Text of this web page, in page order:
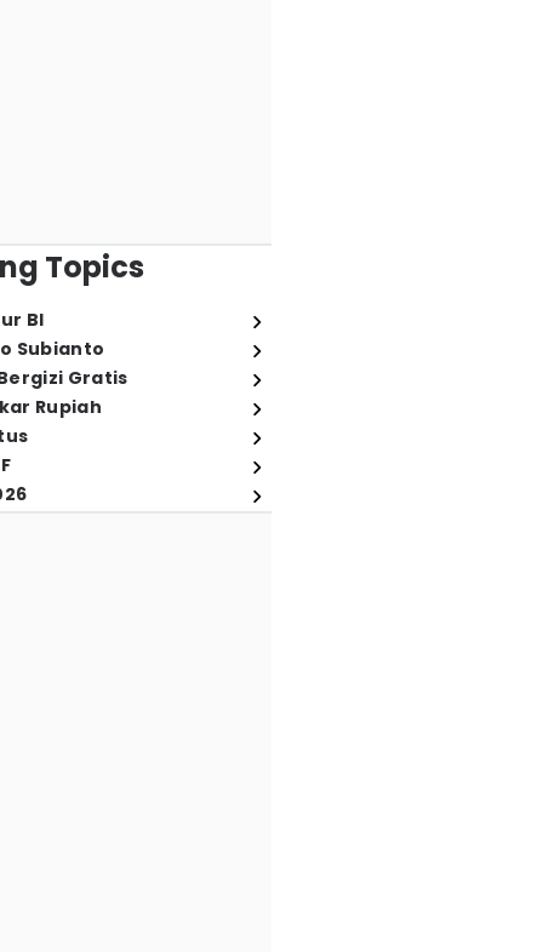
Topics
BI
Subianto
Gratis
Rupiah